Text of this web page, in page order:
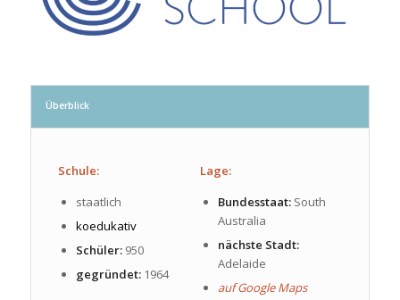
Überblick
Schule:
staatlich
koedukativ
Schüler:950
gegründet: 1964
Lage:
Bundesstaat: South
Australia
nächste Stadt:
Adelaide
auf Google Maps